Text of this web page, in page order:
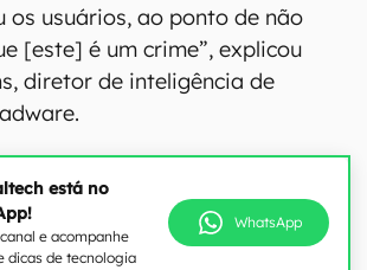
os usuários, ao ponto de não
[este] é um crime”, explicou
diretor de inteligência de
está no
e acompanhe
dicas de tecnologia
WhatsApp